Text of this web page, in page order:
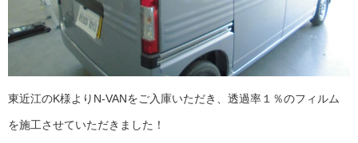
東近江のK様よりN-VANをご入庫いただき、透過率１％のフィルム
を施工させていただきました！